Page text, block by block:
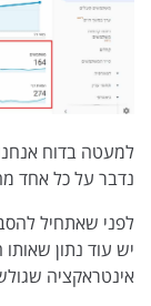
למעטה בדוח
נדבר על כל אחד
לפני שאתחיל
יש עוד נתון
אינטראקציה